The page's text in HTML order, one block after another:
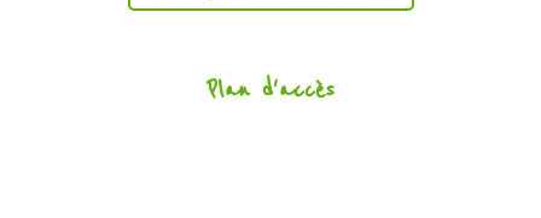
Plan d'accès